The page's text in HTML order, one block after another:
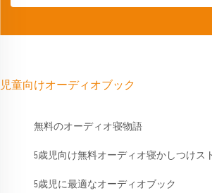
児童向けオーディオブック
無料のオーディオ寝物語
5歳児向け無料オーディオ寝かしつけス
5歳児に最適なオーディオブック